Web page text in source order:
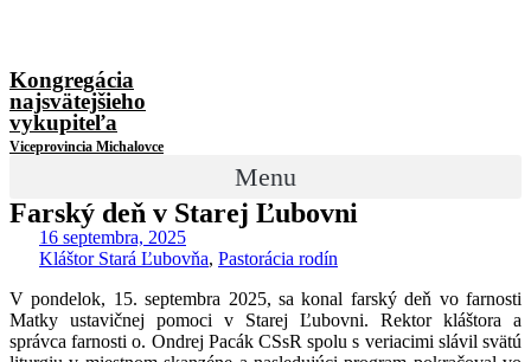
Kongregácia
najsvätejšieho
vykupiteľa
Viceprovincia Michalovce
Menu
Farský deň v Starej Ľubovni
16 septembra, 2025
Kláštor Stará Ľubovňa, Pastorácia rodín
Vpondelok, 15. septembra 2025, sa konal farský deň vo farnosti
Matky ustavičnej pomoci v Starej Ľubovni. Rektor kláštora a
správca farnosti o. Ondrej Pacák CSsR spolu s veriacimi slávil svätú